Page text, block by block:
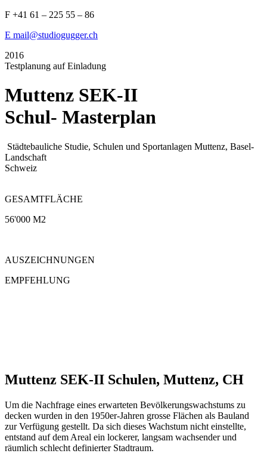
F +41 61 – 225 55 – 86
E mail@studiogugger.ch
2016
Testplanung auf Einladung
Muttenz SEK-II
Schul- Masterplan
Städtebauliche Studie, Schulen und Sportanlagen Muttenz, Basel-
Landschaft
Schweiz
GESAMTFLÄCHE
56'000 M2
AUSZEICHNUNGEN
EMPFEHLUNG
Muttenz SEK-II Schulen, Muttenz, CH
Um die Nachfrage eines erwarteten Bevölkerungswachstums zu
decken wurden in den 1950er-Jahren grosse Flächen als Bauland
zur Verfügung gestellt. Da sich dieses Wachstum nicht einstellte,
entstand auf dem Areal ein lockerer, langsam wachsender und
räumlich schlecht definierter Stadtraum.